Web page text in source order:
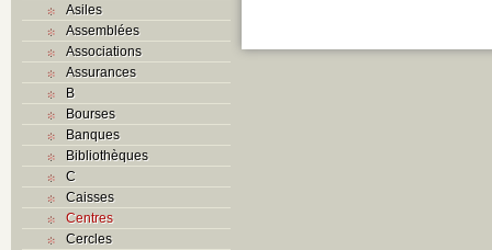
Asiles
Assemblées
Associations
Assurances
B
Bourses
Banques
Bibliothèques
C
Caisses
Centres
Cercles